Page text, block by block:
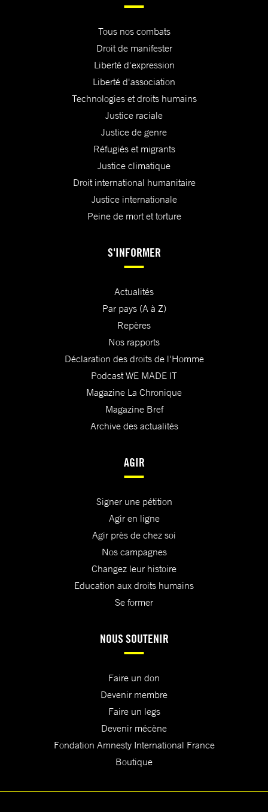
Tous nos combats
Droit de manifester
Liberté d'expression
Liberté d'association
Technologies et droits humains
Justice raciale
Justice de genre
Réfugiés et migrants
Justice climatique
Droit international humanitaire
Justice internationale
Peine de mort et torture
S'INFORMER
Actualités
Par pays (A à Z)
Repères
Nos rapports
Déclaration des droits de l'Homme
Podcast WE MADE IT
Magazine La Chronique
Magazine Bref
Archive des actualités
AGIR
Signer une pétition
Agir en ligne
Agir près de chez soi
Nos campagnes
Changez leur histoire
Education aux droits humains
Se former
NOUS SOUTENIR
Faire un don
Devenir membre
Faire un legs
Devenir mécène
Fondation Amnesty International France
Boutique